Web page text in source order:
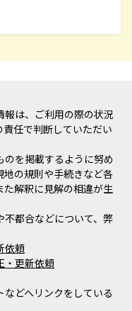
は、ご利用の際の状況
任で判断していただい
を掲載するように努め
の規則や手続きなど各
解釈に見解の相違が生
都合などについて、弊
依頼
・更新依頼
などへリンクをしている